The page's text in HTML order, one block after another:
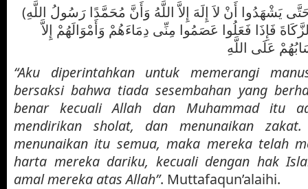
(أُمِرْتُ أَنْ أُقَاتِلَ النَّاسَ حَتَّى يَشْهَدُوا أَنْ لاَ إِلَهَ إِلاَّ اللَّهُ وَأَنَّ مُحَمَّدًا رَسُولُ اللَّهِ
فَإِذَا فَعَلُوا عَصَمُوا مِنِّى دِمَاءَهُمْ وَأَمْوَالَهُمْ إِلاَّ
“Aku diperintahkan untuk memerangi
bersaksi bahwa tiada sesembahan yang
benar kecuali Allah dan Muhammad itu
mendirikan sholat, dan menunaikan
menunaikan itu semua, maka mereka telah
harta mereka dariku, kecuali dengan hak
amal mereka atas Allah”. Muttafaqun’alaihi.